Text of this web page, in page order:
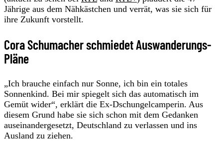
Jährige aus dem Nähkästchen und verrät, was sie sich für
ihre Zukunft vorstellt.
Cora Schumacher schmiedet Auswanderungs-
Pläne
„Ich brauche einfach nur Sonne, ich bin ein totales
Sonnenkind. Bei mir spiegelt sich das automatisch im
Gemüt wider“, erklärt die Ex-Dschungelcamperin. Aus
diesem Grund habe sie sich schon mit dem Gedanken
auseinandergesetzt, Deutschland zu verlassen und ins
Ausland zu ziehen.